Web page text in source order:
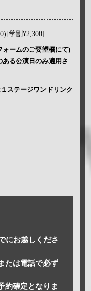
学割¥2,300]
ームのご要望欄にて)
る公演日のみ適用さ
ステージワンドリンク
にお越しくださ
たは電話で必ず
約確定となりま